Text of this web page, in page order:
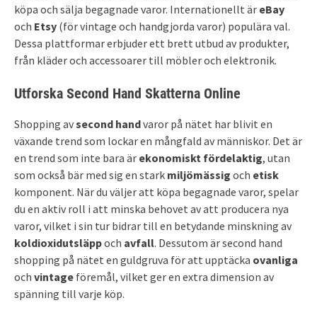
köpa och sälja begagnade varor. Internationellt är eBay
och Etsy (för vintage och handgjorda varor) populära val.
Dessa plattformar erbjuder ett brett utbud av produkter,
från kläder och accessoarer till möbler och elektronik.
Utforska Second Hand Skatterna Online
Shopping avsecond handvaror på nätet har blivit en
växande trend som lockar en mångfald av människor. Det är
en trend som inte bara är ekonomiskt fördelaktig, utan
som också bär med sig en stark miljömässig och etisk
komponent. När du väljer att köpa begagnade varor, spelar
du en aktiv roll i att minska behovet av att producera nya
varor, vilket i sin tur bidrar till en betydande minskning av
koldioxidutsläppoch avfall. Dessutom är second hand
shopping på nätet en guldgruva för att upptäcka ovanliga
och vintage föremål, vilket ger en extra dimension av
spänning till varje köp.